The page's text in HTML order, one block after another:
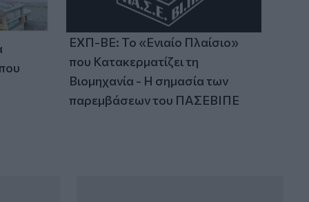
ΕΧΠ-ΒΕ: Το «Ενιαίο Πλαίσιο»
που Κατακερματίζει τη
Βιομηχανία - Η σημασία των
παρεμβάσεων του ΠΑΣΕΒΙΠΕ